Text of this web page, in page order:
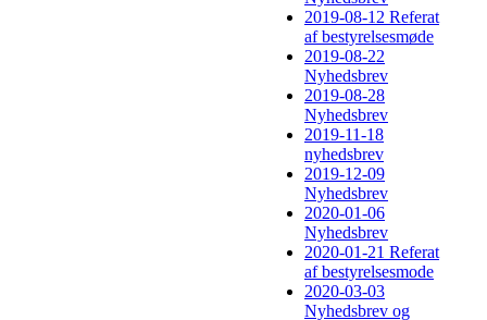
2019-08-12 Referat
af bestyrelsesmøde
2019-08-22
Nyhedsbrev
2019-08-28
Nyhedsbrev
2019-11-18
nyhedsbrev
2019-12-09
Nyhedsbrev
2020-01-06
Nyhedsbrev
2020-01-21 Referat
af bestyrelsesmode
2020-03-03
Nyhedsbrev og